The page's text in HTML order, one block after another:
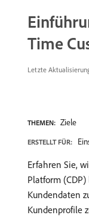
Time
Letzte
THEMEN: Ziele
ERSTELLT FÜR:
Erfahren Sie,
Platform
Kundendaten
Kundenprofile